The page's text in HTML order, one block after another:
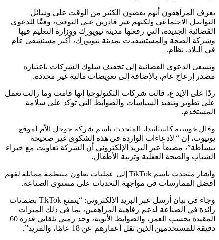
يعرف المراهقون أنهم يقضون الكثير من الوقت على وسائل
التواصل الاجتماعي ولكنهم غير قادرين على التوقف، وفقًا للدعوى
القضائية الجديدة، التي رفعتها مدينة نيويورك ووزارة التعليم فيها
وشركة الصحة والمستشفيات بمدينة نيويورك، أكبر مستشفى عام
في البلاد. نظام.
وتسعى الدعوى القضائية إلى تخفيف سلوك الشركات باعتباره
مصدر إزعاج عام، بالإضافة إلى تعويضات مالية غير محددة.
ردًا على الإيداع، قالت شركات التكنولوجيا إنها قامت وما زالت تعمل
على تطوير وتنفيذ السياسات والضوابط التي تؤكد على سلامة
المستخدم.
وقال خوسيه كاستانيدا، المتحدث باسم شركة جوجل الأم لموقع
يوتيوب، إن “الادعاءات الواردة في هذه الشكوى غير صحيحة
ببساطة”، مضيفاً عبر البريد الإلكتروني أن الشركة تعاونت مع خبراء
الشباب والصحة العقلية وتربية الأطفال.
وأشار متحدث باسم TikTok إلى عمليات تعاون منتظمة مماثلة لفهم
أفضل الممارسات في مواجهة التحديات على مستوى الصناعة.
وجاء في بيان أرسل عبر البريد الإلكتروني: “يتمتع TikTok بضمانات
رائدة في الصناعة لدعم رفاهية المراهقين، بما في ذلك الميزات
المقيدة بحسب العمر، والضوابط الأبوية، وحد زمني تلقائي قدره 60
دقيقة للمستخدمين الذين تقل أعمارهم عن 18 عامًا، والمزيد”.